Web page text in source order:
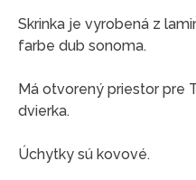
Skrinka je vyrobená z
farbe dub sonoma.
Má otvorený priestor pre
dvierka.
Úchytky sú kovové.